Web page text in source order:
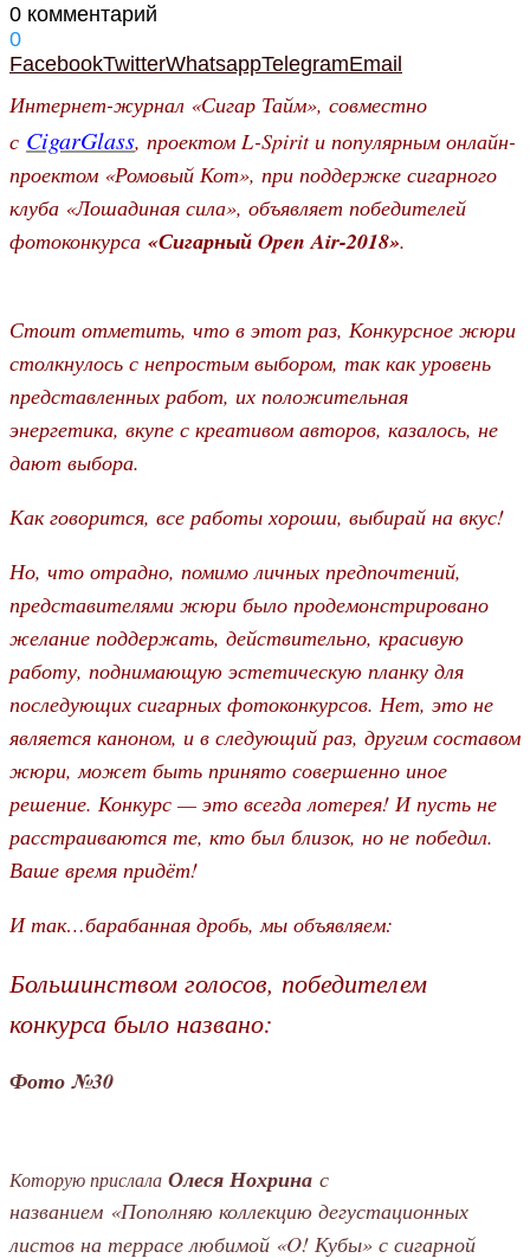
0 комментарий
0
FacebookTwitterWhatsappTelegramEmail
Интернет-журнал «Сигар Тайм», совместно
с CigarGlass, проектом L-Spirit и популярным онлайн-
проектом «Ромовый Кот», при поддержке сигарного
клуба «Лошадиная сила», объявляет победителей
фотоконкурса «Сигарный Open Air-2018».
Стоит отметить, что в этот раз, Конкурсное жюри
столкнулось с непростым выбором, так как уровень
представленных работ, их положительная
энергетика, вкупе с креативом авторов, казалось, не
дают выбора.
Как говорится, все работы хороши, выбирай на вкус!
Но, что отрадно, помимо личных предпочтений,
представителями жюри было продемонстрировано
желание поддержать, действительно, красивую
работу, поднимающую эстетическую планку для
последующих сигарных фотоконкурсов. Нет, это не
является каноном, и в следующий раз, другим составом
жюри, может быть принято совершенно иное
решение. Конкурс — это всегда лотерея! И пусть не
расстраиваются те, кто был близок, но не победил.
Ваше время придёт!
И так…барабанная дробь, мы объявляем:
Большинством голосов, победителем
конкурса было названо:
Фото №30
Которую прислала Олеся Нохрина с
названием «Пополняю коллекцию дегустационных
листов на террасе любимой «O! Кубы» с сигарной